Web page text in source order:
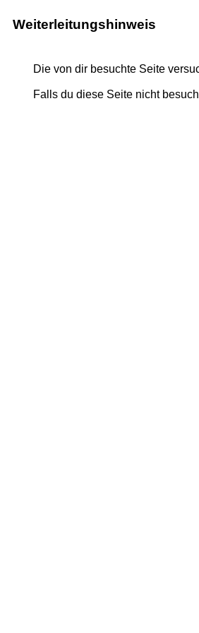
Weiterleitungshinweis
Die von dir besuchte Seite
Falls du diese Seite nicht